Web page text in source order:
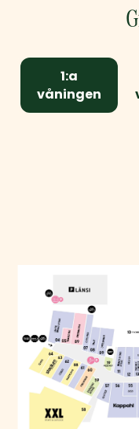
1:a
våningen